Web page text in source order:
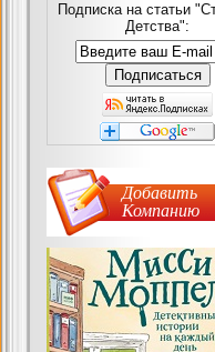
Подписка на статьи
Детства":
Добавить
Компанию